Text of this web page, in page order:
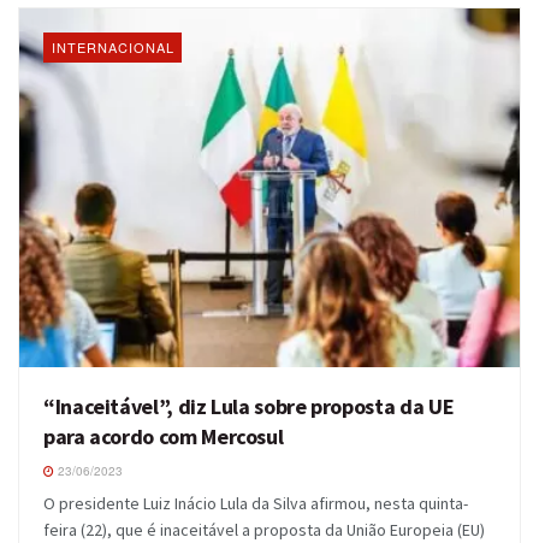
INTERNACIONAL
“Inaceitável”, diz Lula sobre proposta da UE
para acordo com Mercosul
23/06/2023
O presidente Luiz Inácio Lula da Silva afirmou, nesta quinta-
feira (22), que é inaceitável a proposta da União Europeia (EU)